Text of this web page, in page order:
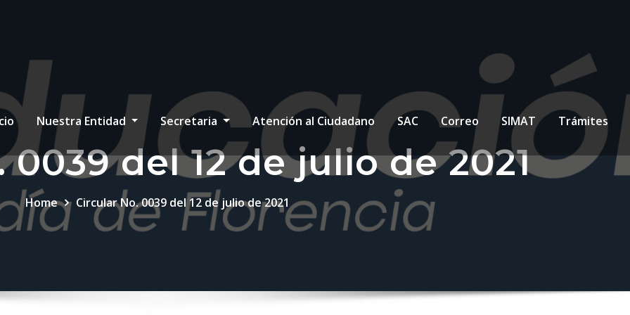
Nuestra Entidad Secretaria Atención al Ciudadano SAC Correo SIMAT Trámites
del 12 de julio de 2021
Home Circular No. 0039 del 12 de julio de 2021